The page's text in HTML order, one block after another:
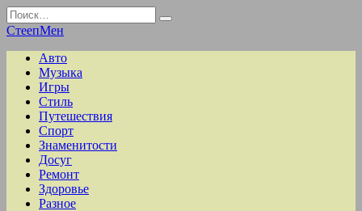
Перейти
к
Search
for:
СтеепМен
Авто
Музыка
Игры
Стиль
Путешествия
Спорт
Знаменитости
Досуг
Ремонт
Здоровье
Разное